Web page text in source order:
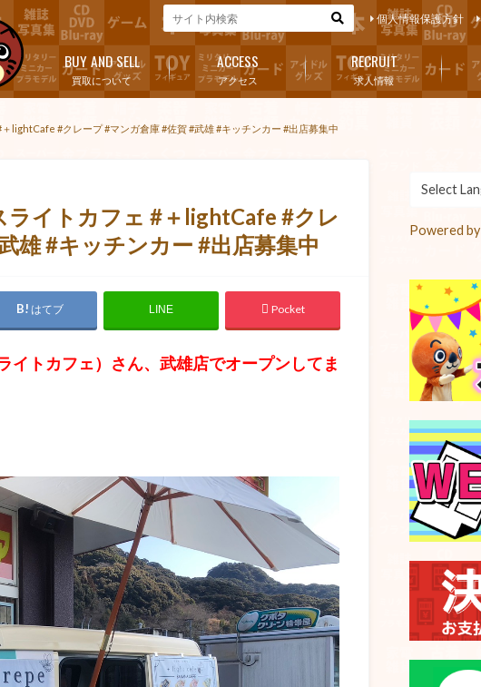
個人情報保護方針
買取について
BUY AND SELL
アクセス
ACCESS
求人情報
RECRUIT
lightCafe #クレープ #マンガ倉庫 #佐賀 #武雄 #キッチンカー #出店募集中
ライトカフェ #＋lightCafe #クレ
雄 #キッチンカー #出店募集中
はてブ LINE Pocket
トカフェ）さん、武雄店でオープンしてま
Powered by